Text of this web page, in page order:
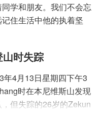
学和朋友。我们不会忘
住生活中他的执着坚
时失踪
4月13日星期四下午3
时在本尼维斯山发现
但失踪的26岁的Zekun